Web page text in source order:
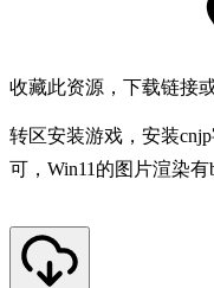
收藏此资源，下载链接
转区安装游戏，安装
可，Win11的图片渲染